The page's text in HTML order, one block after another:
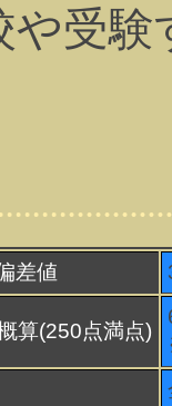
や受
差値
算(250点満点)